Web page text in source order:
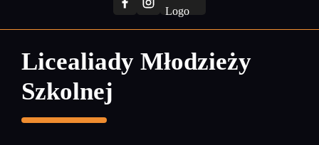
Licealiady Młodzieży
Szkolnej